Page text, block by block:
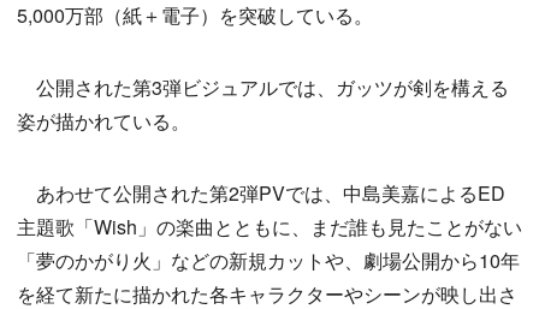
5,000万部（紙＋電子）を突破している。
公開された第3弾ビジュアルでは、ガッツが剣を構える
姿が描かれている。
あわせて公開された第2弾PVでは、中島美嘉によるED
主題歌「Wish」の楽曲とともに、まだ誰も見たことがない
「夢のかがり火」などの新規カットや、劇場公開から10年
を経て新たに描かれた各キャラクターやシーンが映し出さ